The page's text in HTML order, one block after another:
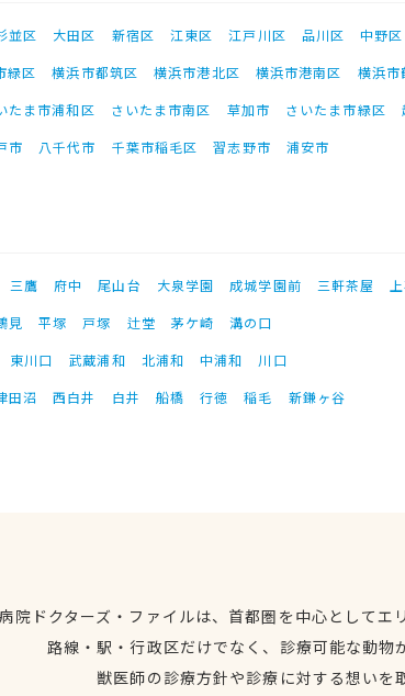
並区 大田区 新宿区 江東区 江戸川区 品川区
中野区
緑区 横浜市都筑区 横浜市港北区 横浜市港南区 横浜市
たま市浦和区 さいたま市南区 草加市 さいたま市緑区
市 八千代市 千葉市稲毛区 習志野市 浦安市
三鷹 府中 尾山台 大泉学園 成城学園前 三軒茶屋
見 平塚 戸塚 辻堂 茅ケ崎
溝の口
東川口 武蔵浦和 北浦和 中浦和
川口
田沼 西白井 白井 船橋 行徳 稲毛 新鎌ヶ谷
院ドクターズ・ファイルは、首都圏を中心として
路線・駅・行政区だけでなく、診療可能な動
獣医師の診療方針や診療に対する想いを